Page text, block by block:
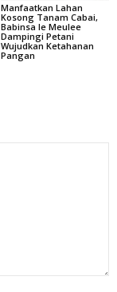
Manfaatkan Lahan
Kosong Tanam Cabai,
Babinsa Ie Meulee
Dampingi Petani
Wujudkan Ketahanan
Pangan